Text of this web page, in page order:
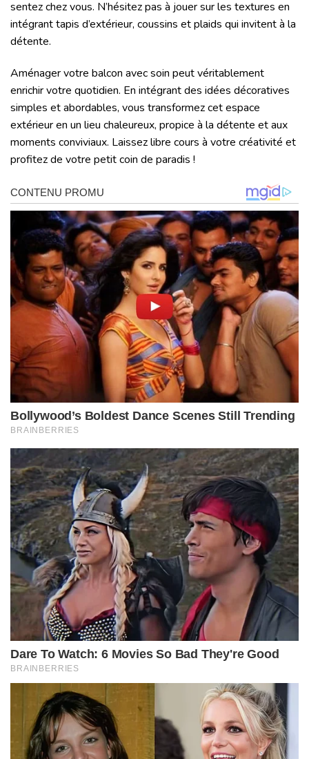
sentez chez vous. N’hésitez pas à jouer sur les textures en
intégrant tapis d’extérieur, coussins et plaids qui invitent à la
détente.
Aménager votre balcon avec soin peut véritablement
enrichir votre quotidien. En intégrant des idées décoratives
simples et abordables, vous transformez cet espace
extérieur en un lieu chaleureux, propice à la détente et aux
moments conviviaux. Laissez libre cours à votre créativité et
profitez de votre petit coin de paradis !